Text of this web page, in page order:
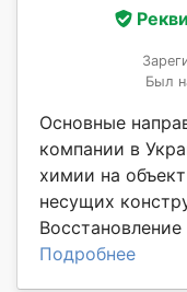
Был
Основные
компании в
химии на
несущих
Подробнее